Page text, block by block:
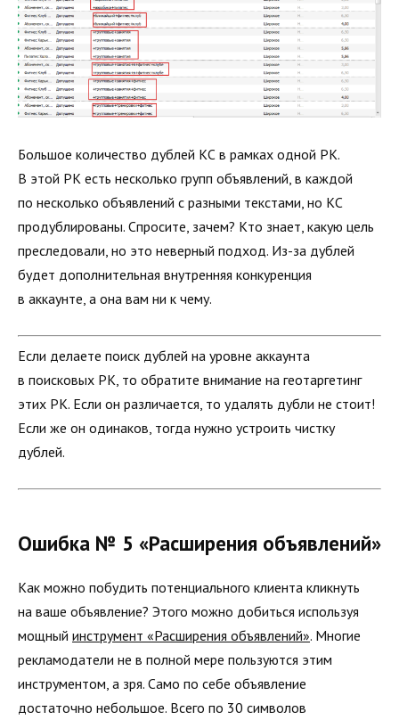
Большое количество дублей КС в рамках одной РК.
В этой РК есть несколько групп объявлений, в каждой
по несколько объявлений с разными текстами, но КС
продублированы. Спросите, зачем? Кто знает, какую цель
преследовали, но это неверный подход. Из-за дублей
будет дополнительная внутренняя конкуренция
в аккаунте, а она вам ни к чему.
Если делаете поиск дублей на уровне аккаунта
в поисковых РК, то обратите внимание на геотаргетинг
этих РК. Если он различается, то удалять дубли не стоит!
Если же он одинаков, тогда нужно устроить чистку
дублей.
Ошибка № 5 «Расширения объявлений»
Как можно побудить потенциального клиента кликнуть
на ваше объявление? Этого можно добиться используя
мощный инструмент «Расширения объявлений». Многие
рекламодатели не в полной мере пользуются этим
инструментом, а зря. Само по себе объявление
достаточно небольшое. Всего по 30 символов